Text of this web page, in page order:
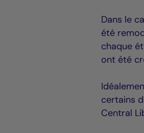
Dans le
été
chaque
ont été
certains
Central